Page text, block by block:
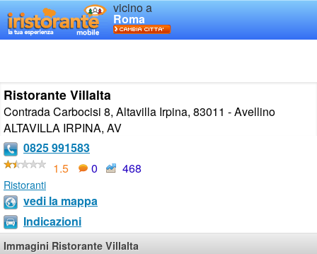
vicino a
Roma
Ristorante Villalta
Contrada Carbocisi 8, Altavilla Irpina, 83011 - Avellino
ALTAVILLA IRPINA, AV
0825 991583
1.5
0 468
Ristoranti
vedi la mappa
Indicazioni
Immagini Ristorante Villalta